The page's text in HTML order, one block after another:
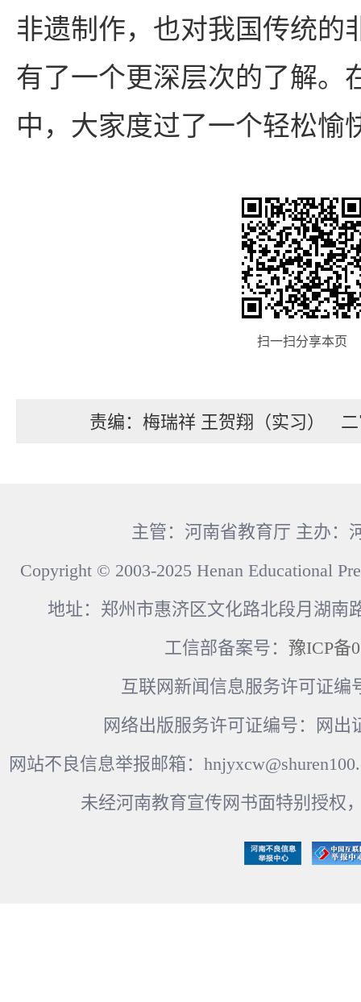
非遗制作，也对我国传统的
有了一个更深层次的了解。
中，大家度过了一个轻松愉
扫一扫分享本页
责编：梅瑞祥 王贺翔（实习）
主管：河南省教育厅 主办：
Copyright © 2003-2025 Henan Educational
地址：郑州市惠济区文化路北段月湖南
工信部备案号： 豫ICP备
互联网新闻信息服务许可证编
网络出版服务许可证编号：网出
网站不良信息举报邮箱：
未经河南教育宣传网书面特别授权